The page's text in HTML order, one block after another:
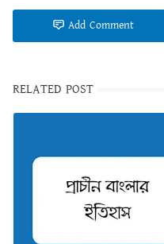
Add Comment
RELATED POST